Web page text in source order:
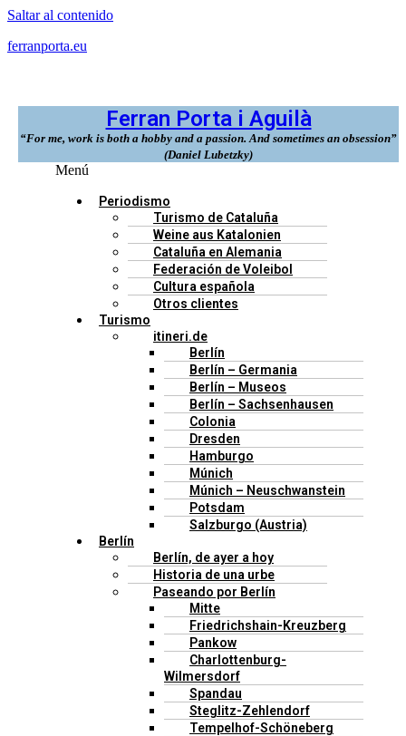
Saltar al contenido
ferranporta.eu
Ferran Porta i Aguilà
“For me, work is both a hobby and a passion. And sometimes an obsession”
(Daniel Lubetzky)
Menú
Periodismo
Turismo de Cataluña
Weine aus Katalonien
Cataluña en Alemania
Federación de Voleibol
Cultura española
Otros clientes
Turismo
itineri.de
Berlín
Berlín – Germania
Berlín – Museos
Berlín – Sachsenhausen
Colonia
Dresden
Hamburgo
Múnich
Múnich – Neuschwanstein
Potsdam
Salzburgo (Austria)
Berlín
Berlín, de ayer a hoy
Historia de una urbe
Paseando por Berlín
Mitte
Friedrichshain-Kreuzberg
Pankow
Charlottenburg-
Wilmersdorf
Spandau
Steglitz-Zehlendorf
Tempelhof-Schöneberg